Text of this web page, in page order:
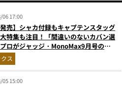
06 17:00
発売】シャカ付録もキャプテンスタッグ
特集も注目！「間違いのないカバン選
ロがジャッジ・MonoMax9月号の目
ス
05 15:00